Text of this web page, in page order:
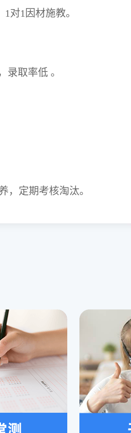
1对1因材施教。
查，录取率低 。
资格证。
，定期考核淘汰。